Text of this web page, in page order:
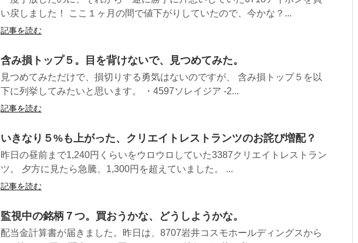
い戻しました！ ここ１ヶ月の間で値下がりしていたので、今かな？...
記事を読む
含み損トップ５。目を背けないで、見つめてみた。
見つめてみただけで、損切りする勇気はないのですが、 含み損トップ５を以
下に列挙してみたいと思います。 ・4597ソレイジア -2...
記事を読む
いきなり５%も上がった、クリエイトレストランツのお詫び増配？
昨日の昼前まで1,240円くらいをウロウロしていた3387クリエイトレストラン
ツ。 夕方に見たら急騰、1,300円を超えていました。 ...
記事を読む
監視中の銘柄７つ。買おうかな、どうしようかな。
配当金計算書が届きました。昨日は、8707岩井コスモホールディングスから